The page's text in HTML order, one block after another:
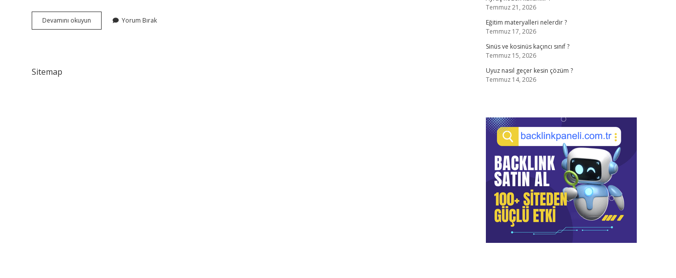
Devamını okuyun Amcamın
Nasıl
Yorum Bırak
Sitemap
Temmuz 21, 2026
Eğitim materyalleri nelerdir ?
Temmuz 17, 2026
Sinüs ve kosinüs kaçıncı sınıf ?
Temmuz 15, 2026
Uyuz nasıl geçer kesin çözüm ?
Temmuz 14, 2026